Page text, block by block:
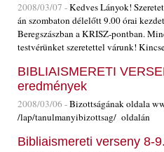
2008/03/07 -Kedves Lányok!
án szombaton délelőtt 9.00 órai
Beregszászban a KRISZ-pontban.
testvérünket szeretettel várunk!
BIBLIAISMERETI
eredmények
2008/03/06 -Bizottságának oldala
/lap/tanulmanyibizottsag/ oldalán
Bibliaismereti verseny 8-